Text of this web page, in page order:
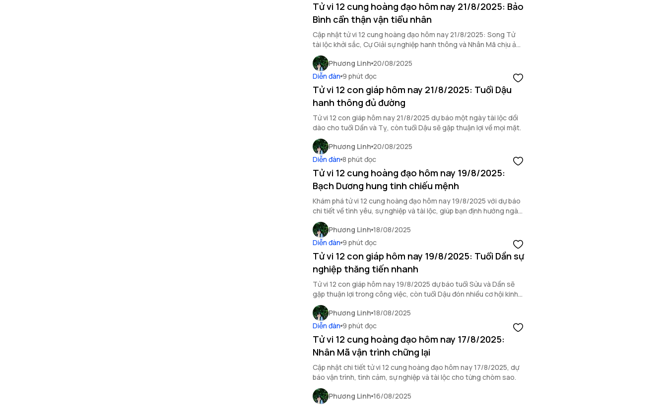
Tử vi 12 cung hoàng đạo hôm nay 21/8/2025: Bảo
Bình cẩn thận vận tiểu nhân
Cập nhật tử vi 12 cung hoàng đạo hôm nay 21/8/2025: Song Tử
tài lộc khởi sắc, Cự Giải sự nghiệp hanh thông và Nhân Mã chịu ảnh
hưởng bởi hung vận.
Phương Linh 20/08/2025
Diễn đàn 9 phút đọc
Tử vi 12 con giáp hôm nay 21/8/2025: Tuổi Dậu
hanh thông đủ đường
Tử vi 12 con giáp hôm nay 21/8/2025 dự báo một ngày tài lộc dồi
dào cho tuổi Dần và Tỵ, còn tuổi Dậu sẽ gặp thuận lợi về mọi mặt.
Phương Linh 20/08/2025
Diễn đàn 8 phút đọc
Tử vi 12 cung hoàng đạo hôm nay 19/8/2025:
Bạch Dương hung tinh chiếu mệnh
Khám phá tử vi 12 cung hoàng đạo hôm nay 19/8/2025 với dự báo
chi tiết về tình yêu, sự nghiệp và tài lộc, giúp bạn định hướng ngày
mới.
Phương Linh 18/08/2025
Diễn đàn 9 phút đọc
Tử vi 12 con giáp hôm nay 19/8/2025: Tuổi Dần sự
nghiệp thăng tiến nhanh
Tử vi 12 con giáp hôm nay 19/8/2025 dự báo tuổi Sửu và Dần sẽ
gặp thuận lợi trong công việc, còn tuổi Dậu đón nhiều cơ hội kinh
doanh mới.
Phương Linh 18/08/2025
Diễn đàn 9 phút đọc
Tử vi 12 cung hoàng đạo hôm nay 17/8/2025:
Nhân Mã vận trình chững lại
Cập nhật chi tiết tử vi 12 cung hoàng đạo hôm nay 17/8/2025, dự
báo vận trình, tình cảm, sự nghiệp và tài lộc cho từng chòm sao.
Phương Linh 16/08/2025